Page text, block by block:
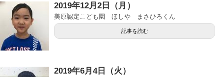
2019年12月2日（月）
美原認定こども園 ほしや まさひろくん
記事を読む
2019年6月4日（火）